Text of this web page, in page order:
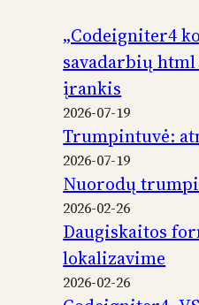
„Codeigniter4
savadarbių
įrankis
2026-07-19
Trumpintuvė:
2026-07-19
Nuorodų
2026-02-26
Daugiskaitos
lokalizavime
2026-02-26